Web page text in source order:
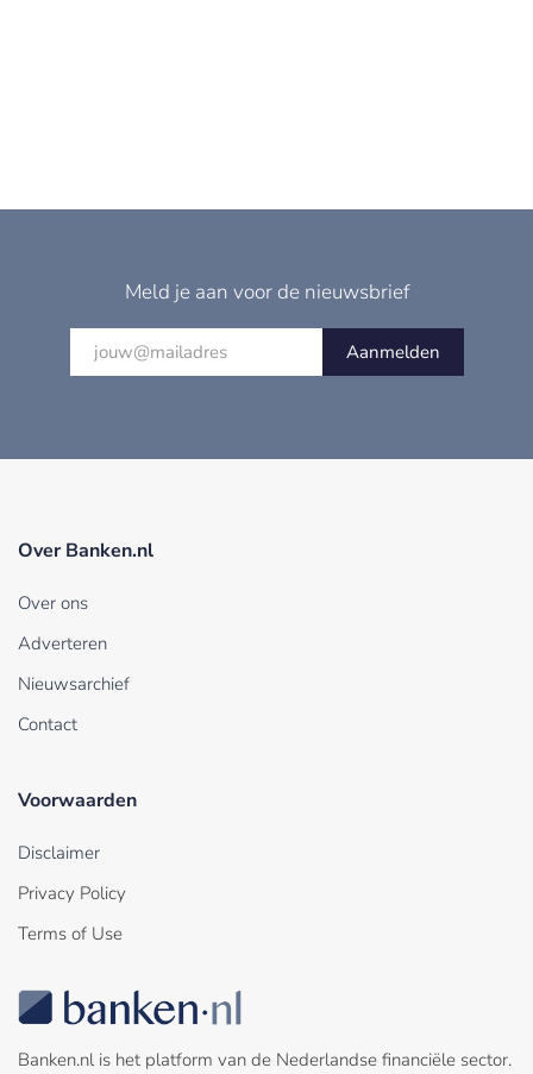
Meld je aan voor de nieuwsbrief
Aanmelden
Over Banken.nl
Over ons
Adverteren
Nieuwsarchief
Contact
Voorwaarden
Disclaimer
Privacy Policy
Terms of Use
Banken.nl is het platform van de Nederlandse financiële sector.